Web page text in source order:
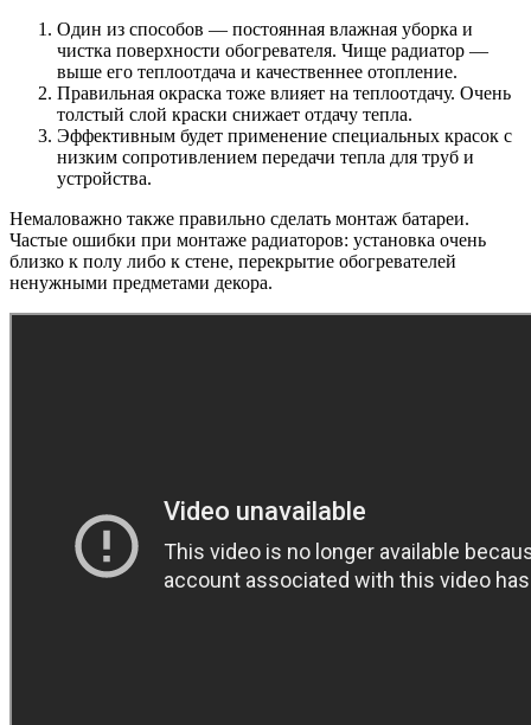
Один из способов — постоянная влажная уборка и
чистка поверхности обогревателя. Чище радиатор —
выше его теплоотдача и качественнее отопление.
Правильная окраска тоже влияет на теплоотдачу. Очень
толстый слой краски снижает отдачу тепла.
Эффективным будет применение специальных красок с
низким сопротивлением передачи тепла для труб и
устройства.
Немаловажно также правильно сделать монтаж батареи.
Частые ошибки при монтаже радиаторов: установка очень
близко к полу либо к стене, перекрытие обогревателей
ненужными предметами декора.